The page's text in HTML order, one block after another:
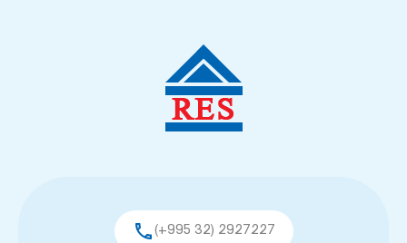
(+995 32) 2927227